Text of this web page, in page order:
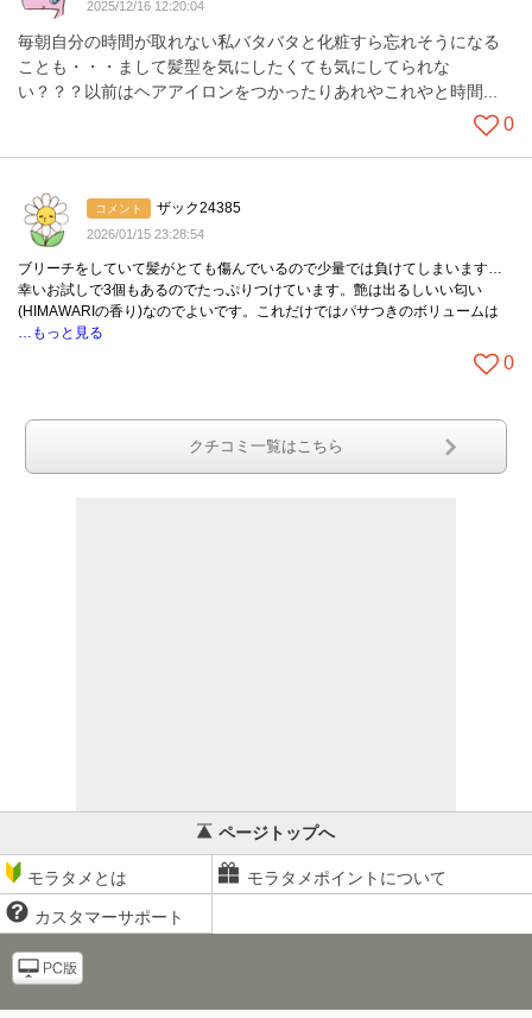
2025/12/16 12:20:04
毎朝自分の時間が取れない私バタバタと化粧すら忘れそうになる
ことも・・・まして髪型を気にしたくても気にしてられな
い？？？以前はヘアアイロンをつかったりあれやこれやと時間...
0
コメント ザック24385
2026/01/15 23:28:54
ブリーチをしていて髪がとても傷んでいるので少量では負けてしまいます…
幸いお試しで3個もあるのでたっぷりつけています。艶は出るしいい匂い
(HIMAWARIの香り)なのでよいです。これだけではパサつきのボリュームは
…もっと見る
0
クチコミ一覧はこちら
ページトップへ
モラタメとは モラタメポイントについて
カスタマーサポート